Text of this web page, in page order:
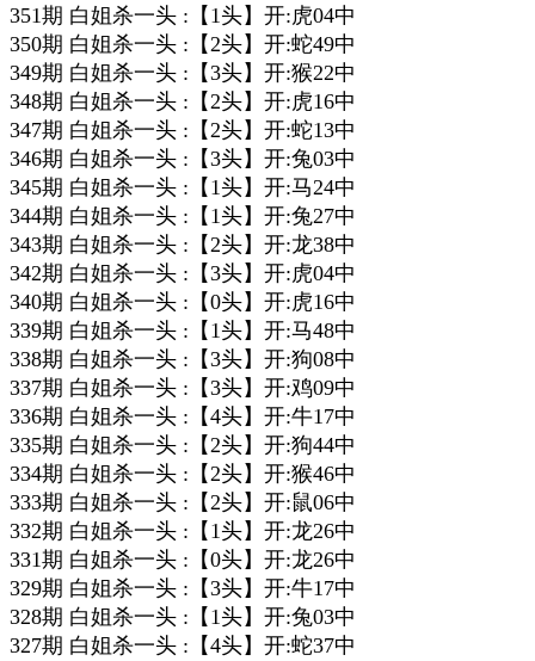
351期 白姐杀一头 :【1头】开:虎04中
350期 白姐杀一头 :【2头】开:蛇49中
349期 白姐杀一头 :【3头】开:猴22中
348期 白姐杀一头 :【2头】开:虎16中
347期 白姐杀一头 :【2头】开:蛇13中
346期 白姐杀一头 :【3头】开:兔03中
345期 白姐杀一头 :【1头】开:马24中
344期 白姐杀一头 :【1头】开:兔27中
343期 白姐杀一头 :【2头】开:龙38中
342期 白姐杀一头 :【3头】开:虎04中
340期 白姐杀一头 :【0头】开:虎16中
339期 白姐杀一头 :【1头】开:马48中
338期 白姐杀一头 :【3头】开:狗08中
337期 白姐杀一头 :【3头】开:鸡09中
336期 白姐杀一头 :【4头】开:牛17中
335期 白姐杀一头 :【2头】开:狗44中
334期 白姐杀一头 :【2头】开:猴46中
333期 白姐杀一头 :【2头】开:鼠06中
332期 白姐杀一头 :【1头】开:龙26中
331期 白姐杀一头 :【0头】开:龙26中
329期 白姐杀一头 :【3头】开:牛17中
328期 白姐杀一头 :【1头】开:兔03中
327期 白姐杀一头 :【4头】开:蛇37中